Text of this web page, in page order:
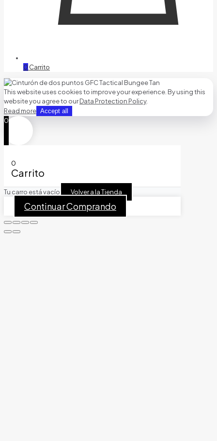
0 Carrito
This website uses cookies to improve your experience. By using this
website you agree to ourData Protection Policy.
Read more Accept all
0
0
Carrito
Tu carro está vacío Volver a la Tienda
Continuar Comprando